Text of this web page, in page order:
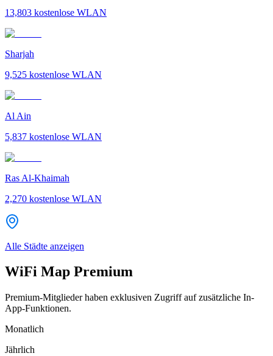
13,803 kostenlose WLAN
Sharjah
9,525 kostenlose WLAN
Al Ain
5,837 kostenlose WLAN
Ras Al-Khaimah
2,270 kostenlose WLAN
Alle Städte anzeigen
WiFi Map Premium
Premium-Mitglieder haben exklusiven Zugriff auf zusätzliche In-
App-Funktionen.
Monatlich
Jährlich